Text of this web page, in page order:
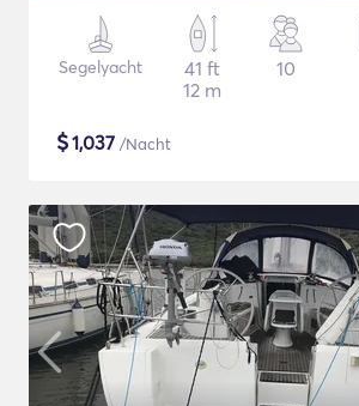
Segelyacht
41 ft
12 m
10
$1,037 /Nacht